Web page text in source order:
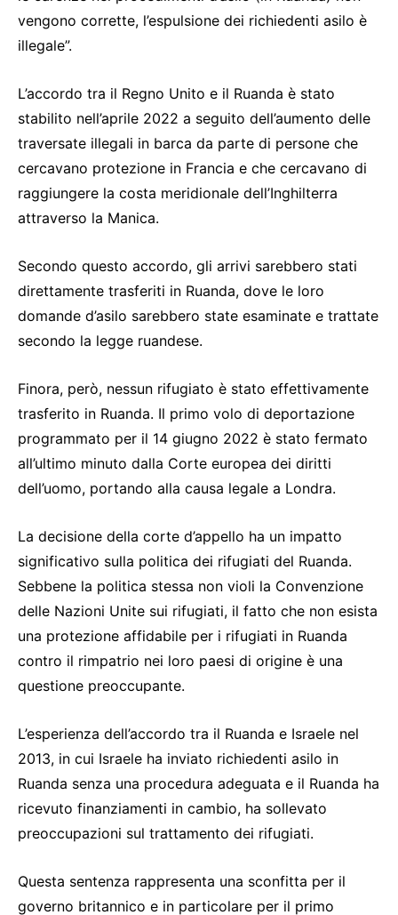
vengono corrette, l’espulsione dei richiedenti asilo è
illegale”.
L’accordo tra il Regno Unito e il Ruanda è stato
stabilito nell’aprile 2022 a seguito dell’aumento delle
traversate illegali in barca da parte di persone che
cercavano protezione in Francia e che cercavano di
raggiungere la costa meridionale dell’Inghilterra
attraverso la Manica.
Secondo questo accordo, gli arrivi sarebbero stati
direttamente trasferiti in Ruanda, dove le loro
domande d’asilo sarebbero state esaminate e trattate
secondo la legge ruandese.
Finora, però, nessun rifugiato è stato effettivamente
trasferito in Ruanda. Il primo volo di deportazione
programmato per il 14 giugno 2022 è stato fermato
all’ultimo minuto dalla Corte europea dei diritti
dell’uomo, portando alla causa legale a Londra.
La decisione della corte d’appello ha un impatto
significativo sulla politica dei rifugiati del Ruanda.
Sebbene la politica stessa non violi la Convenzione
delle Nazioni Unite sui rifugiati, il fatto che non esista
una protezione affidabile per i rifugiati in Ruanda
contro il rimpatrio nei loro paesi di origine è una
questione preoccupante.
L’esperienza dell’accordo tra il Ruanda e Israele nel
2013, in cui Israele ha inviato richiedenti asilo in
Ruanda senza una procedura adeguata e il Ruanda ha
ricevuto finanziamenti in cambio, ha sollevato
preoccupazioni sul trattamento dei rifugiati.
Questa sentenza rappresenta una sconfitta per il
governo britannico e in particolare per il primo